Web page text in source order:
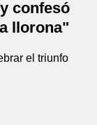
confesó
llorona"